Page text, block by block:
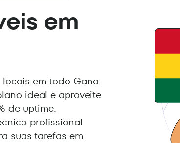
em
em todo Gana
ideal e aproveite
de uptime.
profissional
suas tarefas em